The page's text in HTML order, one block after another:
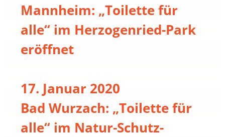
Mannheim: „Toilette für
alle“ im Herzogenried-Park
eröffnet
17. Januar 2020
Bad Wurzach: „Toilette für
alle“ im Natur-Schutz-